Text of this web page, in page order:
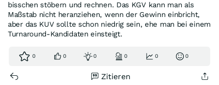
bisschen stöbern und rechnen. Das KGV kann man als
Maßstab nicht heranziehen, wenn der Gewinn einbricht,
aber das KUV sollte schon niedrig sein, ehe man bei einem
Turnaround-Kandidaten einsteigt.
0 0 0 0 0 0
Zitieren